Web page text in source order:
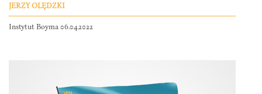
JERZY OLĘDZKI
Instytut Boyma 06.04.2022